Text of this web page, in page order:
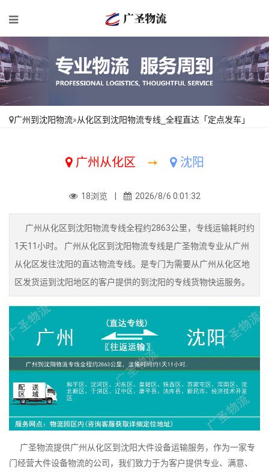
广州到沈阳物流»从化区到沈阳物流专线_全程直达「定点发车」
广州从化区 ➙ 沈阳
18浏览 | 2026/8/6 0:01:32
广州从化区到沈阳物流专线全程约2863公里，专线运输耗时约
1天11小时。 广州从化区到沈阳物流专线是广圣物流专业从广州
从化区发往沈阳的直达物流专线。是专门为需要从广州从化区地
区发货运到沈阳地区的客户提供的到沈阳的专线货物快运服务。
广圣物流提供广州从化区到沈阳大件设备运输服务，作为一家专
门经营大件设备物流的公司，我们致力于为客户提供专业、满意、